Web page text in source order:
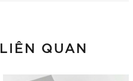
LIÊN QUAN